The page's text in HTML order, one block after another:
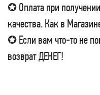
✪ Оплата при
качества. Как в
✪ Если вам что-то не
возврат ДЕНЕГ!